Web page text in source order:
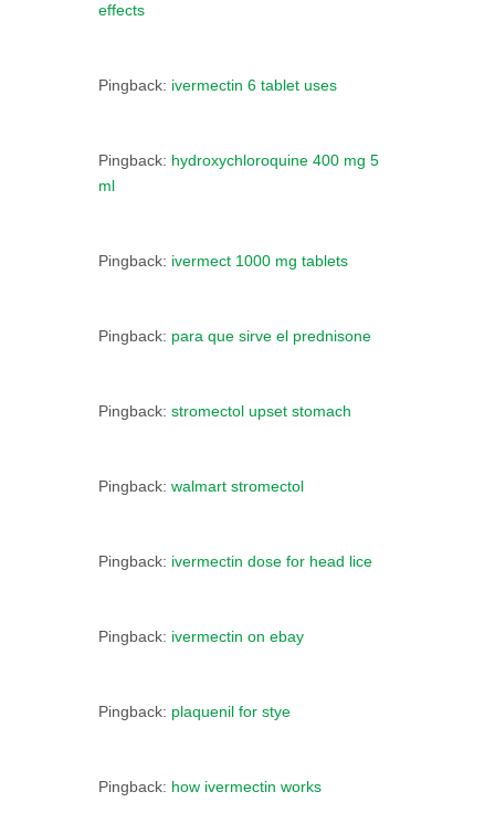
effects
Pingback: ivermectin 6 tablet uses
Pingback: hydroxychloroquine 400 mg 5
ml
Pingback: ivermect 1000 mg tablets
Pingback: para que sirve el prednisone
Pingback: stromectol upset stomach
Pingback: walmart stromectol
Pingback: ivermectin dose for head lice
Pingback: ivermectin on ebay
Pingback: plaquenil for stye
Pingback: how ivermectin works